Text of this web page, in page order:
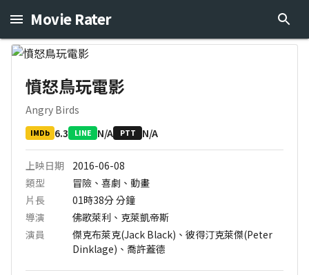
Movie Rater
憤怒鳥玩電影
Angry Birds
IMDb 6.3 LINE N/A PTT N/A
上映日期
2016-06-08
類型
冒險、喜劇、動畫
片長
01時38分分鐘
導演
佛歌萊利、克萊凱帝斯
演員
傑克布萊克(Jack Black)、彼得汀克萊傑(Peter
Dinklage)、喬許蓋德